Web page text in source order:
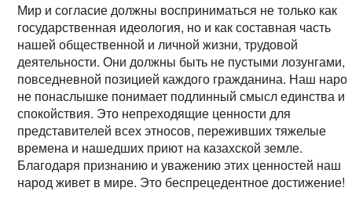
Мир и согласие должны восприниматься не только как
государственная идеология, но и как составная часть
нашей общественной и личной жизни, трудовой
деятельности. Они должны быть не пустыми лозунгами,
повседневной позицией каждого гражданина. Наш
не понаслышке понимает подлинный смысл единства и
спокойствия. Это непреходящие ценности для
представителей всех этносов, переживших тяжелые
времена и нашедших приют на казахской земле.
Благодаря признанию и уважению этих ценностей наш
народ живет в мире. Это беспрецедентное достижение!